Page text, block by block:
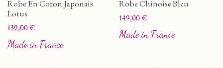
Robe En Coton Japonais
Lotus
Prix
139,00 €
Made in France
Robe Chinoise Bleu
Prix
149,00 €
Made in France